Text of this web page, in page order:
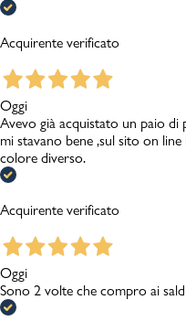
Acquirente verificato
Oggi
Avevo già acquistato un paio di
mi stavano bene ,sul sito on
colore diverso.
Acquirente verificato
Oggi
Sono 2 volte che compro ai